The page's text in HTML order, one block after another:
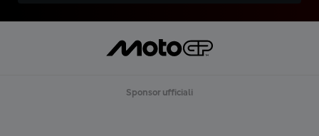
Sponsor ufficiali